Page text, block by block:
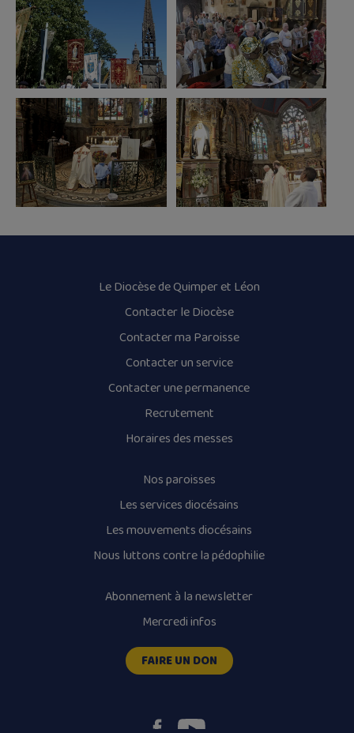
Le Diocèse de Quimper et Léon
Contacter le Diocèse
Contacter ma Paroisse
Contacter un service
Contacter une permanence
Recrutement
Horaires des messes
Nos paroisses
Les services diocésains
Les mouvements diocésains
Nous luttons contre la pédophilie
Abonnement à la newsletter
Mercredi infos
FAIRE UN DON